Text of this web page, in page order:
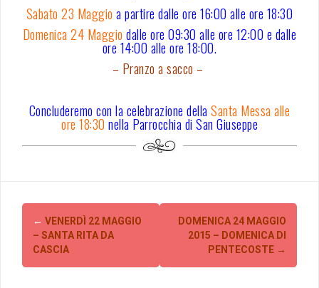
Sabato 23 Maggio a partire dalle ore 16:00 alle ore 18:30
Domenica 24 Maggio dalle ore 09:30 alle ore 12:00 e dalle
ore 14:00 alle ore 18:00.
– Pranzo a sacco –
Concluderemo con la celebrazione dellaSanta Messa alle
ore 18:30 nella Parrocchia di San Giuseppe
Post
navigation
← VENERDÌ 22 MAGGIO
– SANTA RITA DA
CASCIA
DOMENICA 24 MAGGIO
2015 – DOMENICA DI
PENTECOSTE →